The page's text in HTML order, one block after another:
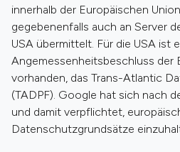
innerhalb der Europäischen
gegebenenfalls auch an Server
USA übermittelt. Für die USA ist
Angemessenheitsbeschluss der
vorhanden, das Trans-Atlantic
(TADPF). Google hat sich nach
und damit verpflichtet,
Datenschutzgrundsätze